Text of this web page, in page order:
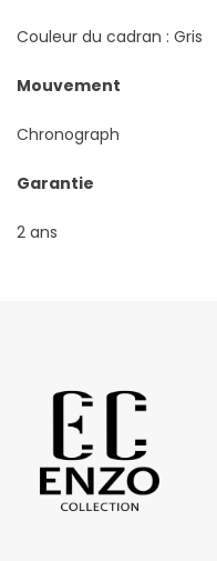
Couleur du cadran : Gris
Mouvement
Chronograph
Garantie
2 ans